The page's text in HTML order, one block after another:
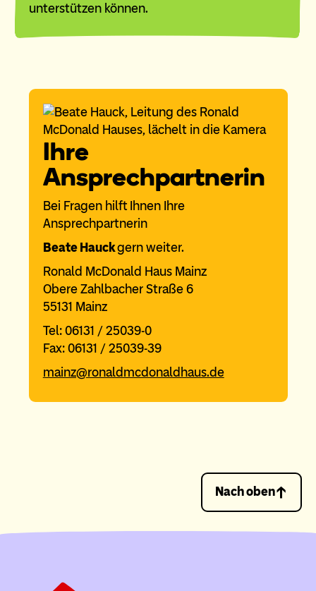
unterstützen können.
Ihre
Ansprechpartnerin
Bei Fragen hilft Ihnen Ihre
Ansprechpartnerin
Beate Hauckgern weiter.
Ronald McDonald Haus Mainz
Obere Zahlbacher Straße 6
55131 Mainz
Tel: 06131 / 25039-0
Fax: 06131 / 25039-39
mainz@ronaldmcdonaldhaus.de
Nach oben